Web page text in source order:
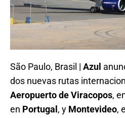
São Paulo, Brasil | Azul
dos nuevas rutas
Aeropuerto de Viracopos,
en Portugal, y Montevideo,